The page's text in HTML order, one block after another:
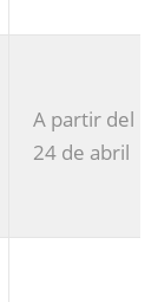
A partir del
24 de abril